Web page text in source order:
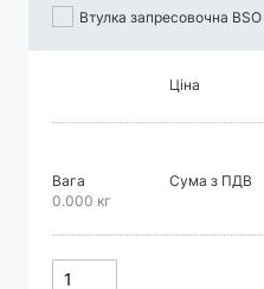
Втулка запресовочна
Ціна
Вага
0.000 кг
Сума з ПДВ